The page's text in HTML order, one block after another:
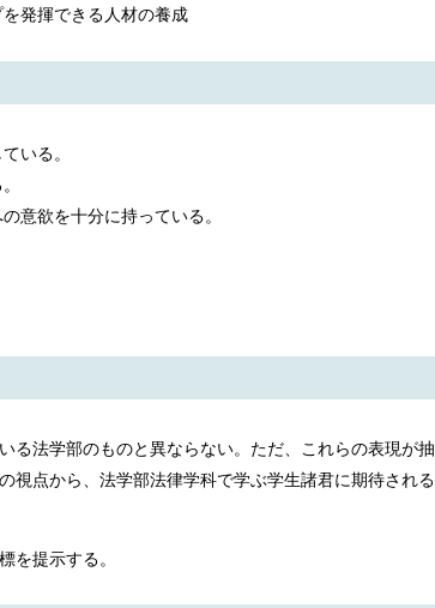
発揮できる人材の養成
いる。
意欲を十分に持っている。
る法学部のものと異ならない。ただ、これらの表現が抽
点から、法学部法律学科で学ぶ学生諸君に期待される
提示する。